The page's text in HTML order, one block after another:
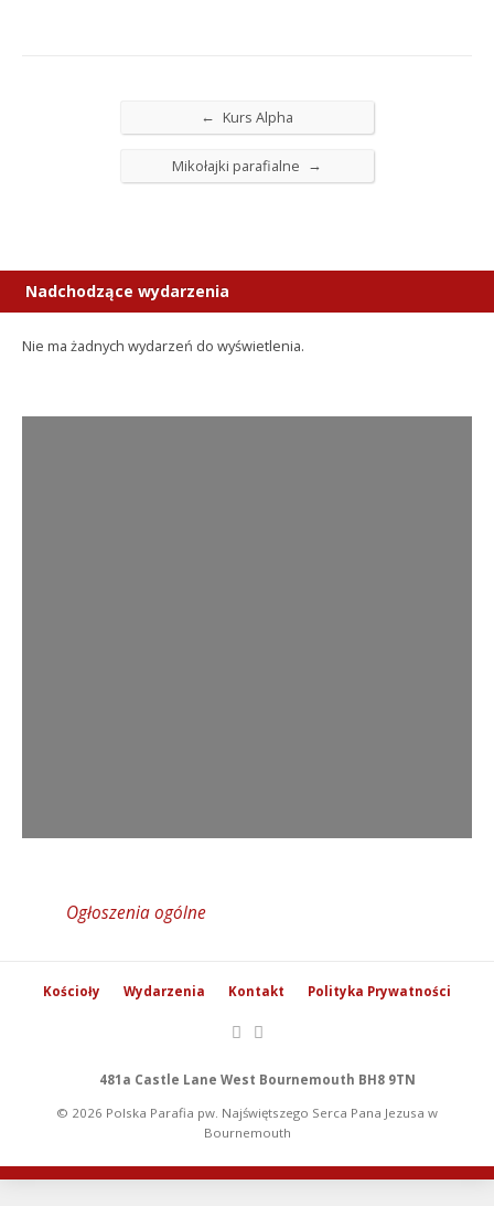
← Kurs Alpha
Mikołajki parafialne →
Nadchodzące wydarzenia
Nie ma żadnych wydarzeń do wyświetlenia.
Ogłoszenia ogólne
Kościoły Wydarzenia Kontakt Polityka Prywatności
481a Castle Lane West Bournemouth BH8 9TN
© 2026 Polska Parafia pw. Najświętszego Serca Pana Jezusa w
Bournemouth